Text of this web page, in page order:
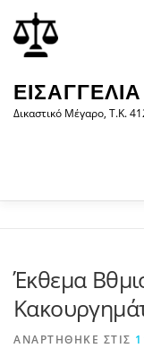
περιεχόμενο
στο
περιεχόμενο
Δικαστικό Μέγαρο, Τ.Κ.
ΝΈΑ/
Έκθεμα
ΑΝΑΡΤΉΘΗΚΕ ΣΤΙΣ